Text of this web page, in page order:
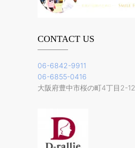
CONTACT US
06-6842-9911
06-6855-0416
大阪府豊中市桜の町4丁目2-12